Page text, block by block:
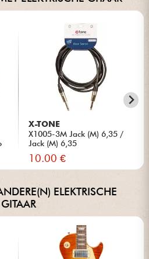
X-TONE
X1005-3M Jack (M) 6,35 /
Jack (M) 6,35
10.00 €
ELEKTRISCHE
GITAAR